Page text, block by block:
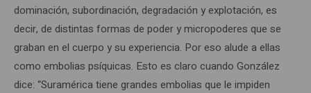
dominación, subordinación, degradación y explotación, es
decir, de distintas formas de poder y micropoderes que se
graban en el cuerpo y su experiencia. Por eso alude a ellas
como embolias psíquicas. Esto es claro cuando González
dice: “Suramérica tiene grandes embolias que le impiden